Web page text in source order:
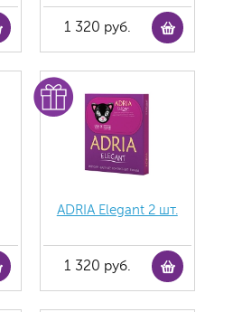
1 320 руб.
ADRIA Elegant 2 шт.
1 320 руб.